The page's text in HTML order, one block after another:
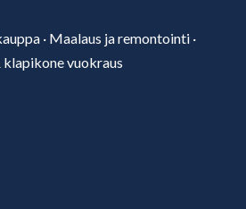
· Maalaus ja remontointi ·
vuokraus